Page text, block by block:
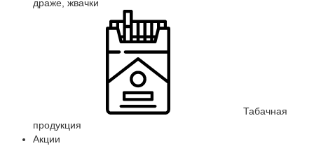
драже, жвачки
Табачная
продукция
Акции